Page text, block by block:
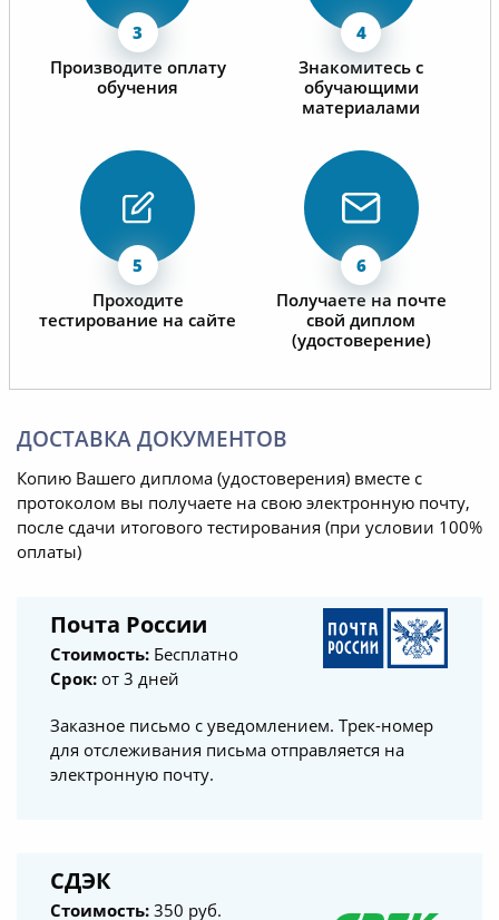
Производите оплату
обучения
Знакомитесь с
обучающими
материалами
Проходите
тестирование на сайте
Получаете на почте
свой диплом
(удостоверение)
ДОСТАВКА ДОКУМЕНТОВ
Копию Вашего диплома (удостоверения) вместе с
протоколом вы получаете на свою электронную почту,
после сдачи итогового тестирования (при условии 100%
оплаты)
Почта России
Стоимость: Бесплатно
Срок: от 3 дней
Заказное письмо с уведомлением. Трек-номер
для отслеживания письма отправляется на
электронную почту.
СДЭК
Стоимость: 350 руб.